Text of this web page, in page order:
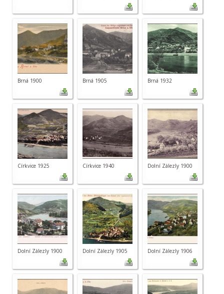
Brná 1900 Brná 1905 Brná 1932
Církvice 1925 Církvice 1940 Dolní Zálezly 1900
Dolní Zálezly 1900 Dolní Zálezly 1905 Dolní Zálezly 1906